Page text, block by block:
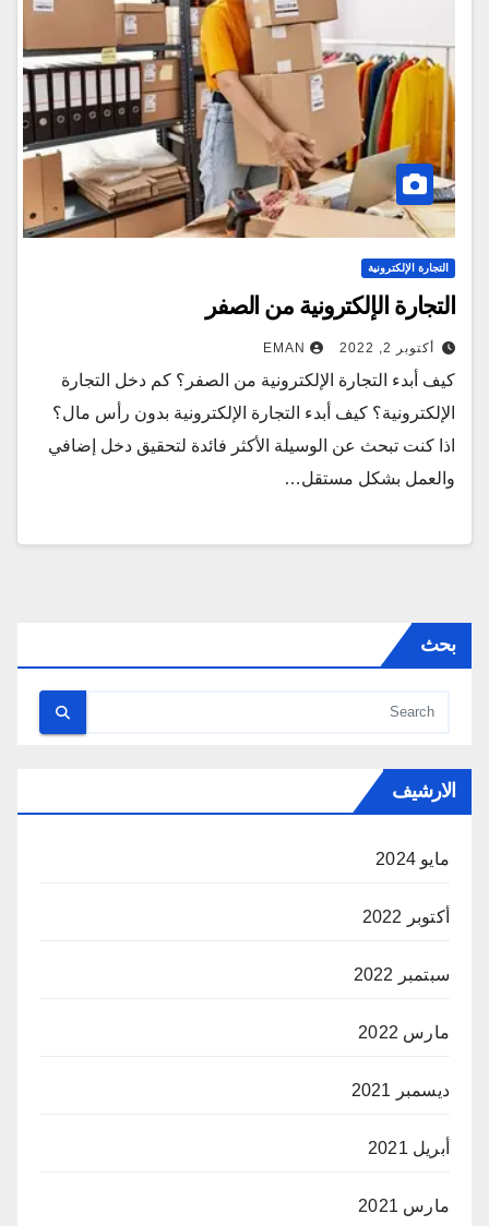
التجارة الإلكترونية
التجارة الإلكترونية من الصفر
أكتوبر 2, 2022 EMAN
كيف أبدء التجارة الإلكترونية من الصفر؟ كم دخل التجارة
الإلكترونية؟ كيف أبدء التجارة الإلكترونية بدون رأس مال؟
اذا كنت تبحث عن الوسيلة الأكثر فائدة لتحقيق دخل إضافي
والعمل بشكل مستقل…
بحث
الارشيف
مايو 2024
أكتوبر 2022
سبتمبر 2022
مارس 2022
ديسمبر 2021
أبريل 2021
مارس 2021